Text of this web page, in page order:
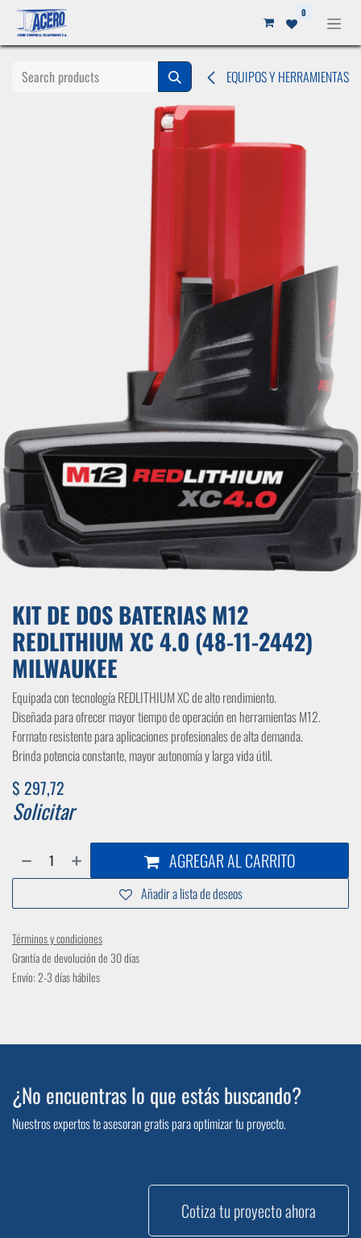
Ir al contenido 0
EQUIPOS Y HERRAMIENTAS
KIT DE DOS BATERIAS M12
REDLITHIUM XC 4.0 (48-11-2442)
MILWAUKEE
Equipada con tecnología REDLITHIUM XC de alto rendimiento.
Diseñada para ofrecer mayor tiempo de operación en herramientas M12.
Formato resistente para aplicaciones profesionales de alta demanda.
Brinda potencia constante, mayor autonomía y larga vida útil.
$ 297,72
Solicitar
AGREGAR AL CARRITO
Añadir a lista de deseos
Términos y condiciones
Grantía de devolución de 30 días
Envío: 2-3 días hábiles
¿No encuentras lo que estás buscando?
Nuestros expertos te asesoran gratis para optimizar tu proyecto.
Cotiza tu proyecto ahora